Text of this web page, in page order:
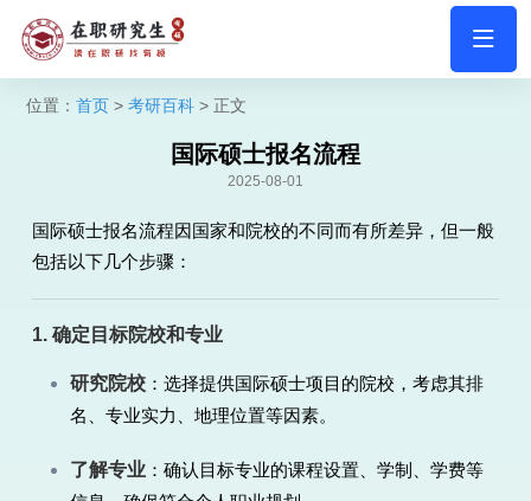
位置： 首页 > 考研百科 > 正文
国际硕士报名流程
2025-08-01
国际硕士报名流程因国家和院校的不同而有所差异，但一般
包括以下几个步骤：
1. 确定目标院校和专业
研究院校 ：选择提供国际硕士项目的院校，考虑其排
名、专业实力、地理位置等因素。
了解专业 ：确认目标专业的课程设置、学制、学费等